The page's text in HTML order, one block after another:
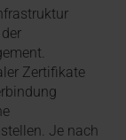
Zertifikate
Je nach